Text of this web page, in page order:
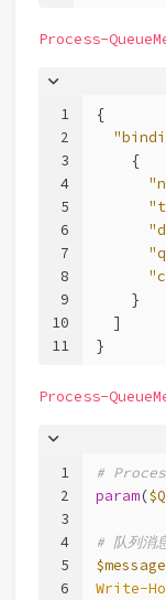
Process-
1
2
3
4
5
6
7
8
9
10
11
{
{
}
]
}
Process-
1
2
3
4
5
6
#
param(
# 队列消
$message
Write-